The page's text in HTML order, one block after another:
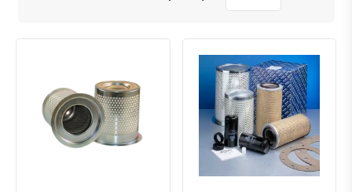
Быстрый просмотрДобавить к сравнению
Добавить в избранное Быстрый просмотрДобавить к сравнению
Добавить в избранное